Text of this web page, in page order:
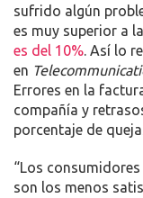
sufrido algún
es muy superior a
es del 10%. Así lo
en
Errores en la
compañía y
porcentaje de
“Los
son los menos